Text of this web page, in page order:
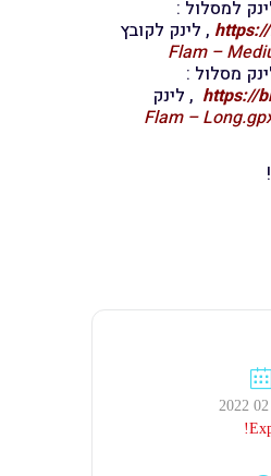
, לינק לקובץ
Flam –
https:// , לינק
Flam –